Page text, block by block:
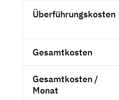
Überführungskosten
Gesamtkosten
Gesamtkosten /
Monat